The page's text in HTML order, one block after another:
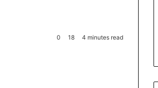
0 18 4 minutes read